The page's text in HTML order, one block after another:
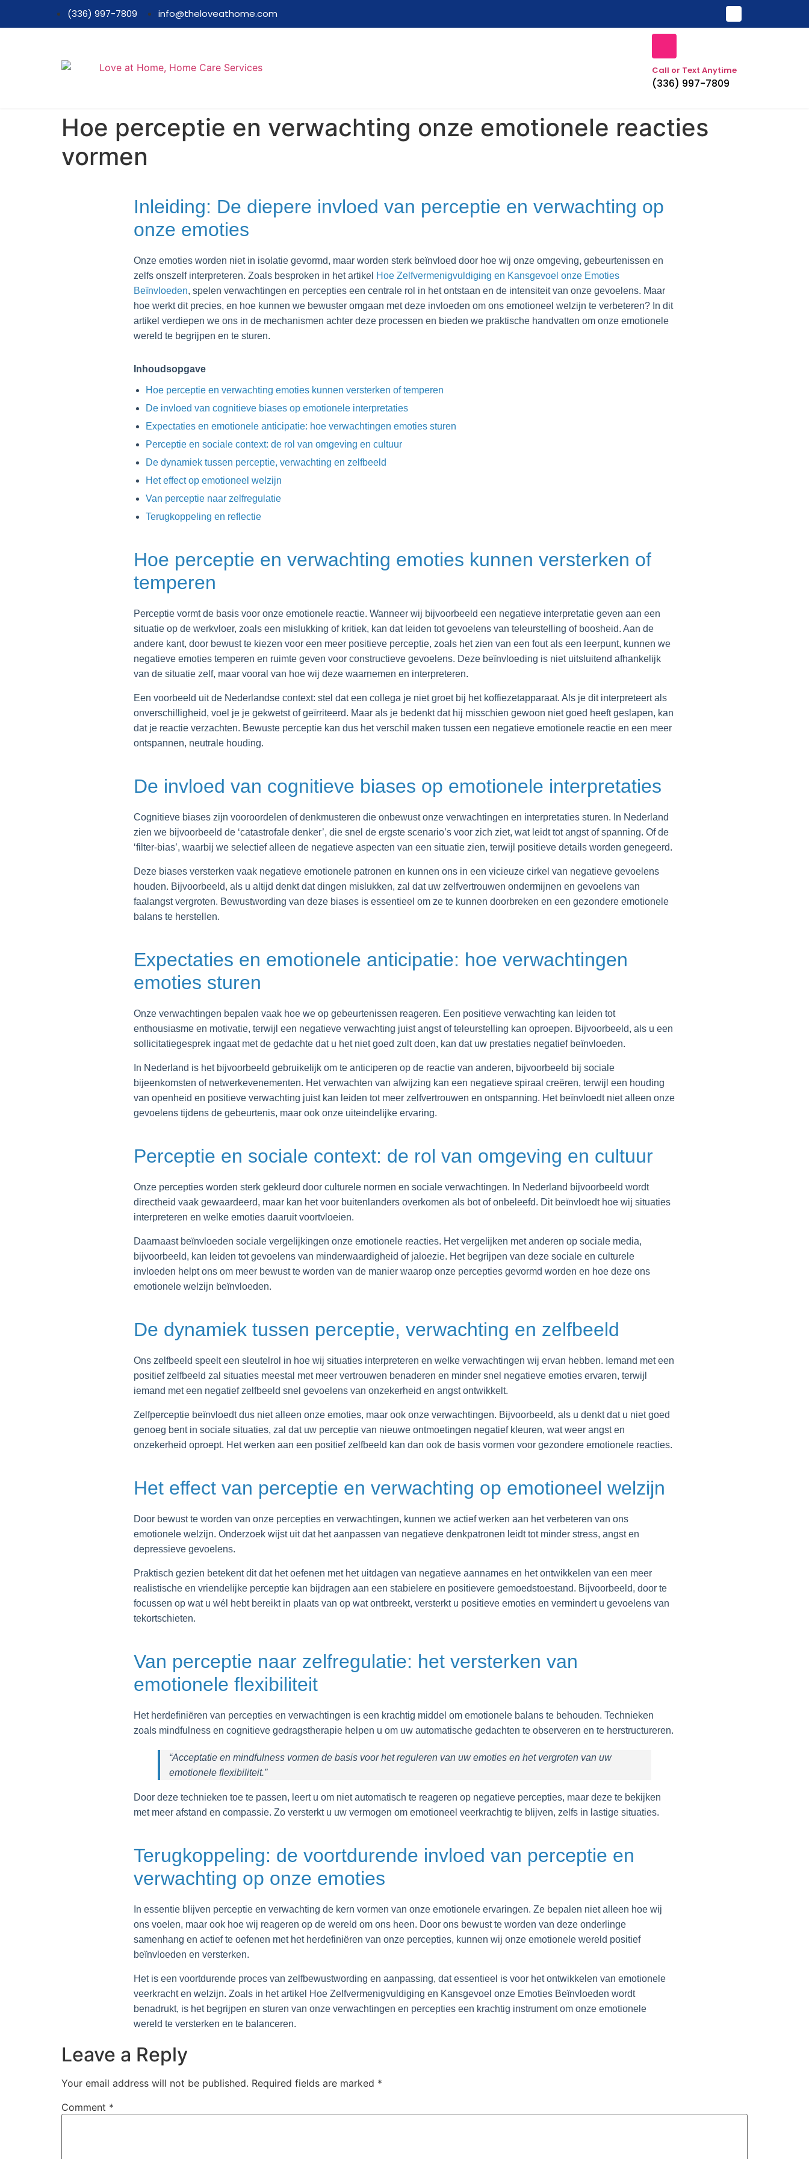
(336) 997-7809 info@theloveathome.com
Call or Text Anytime
(336) 997-7809
Hoe perceptie en verwachting onze emotionele reacties
vormen
Inleiding: De diepere invloed van perceptie en verwachting op
onze emoties
Onze emoties worden niet in isolatie gevormd, maar worden sterk beïnvloed door hoe wij onze omgeving, gebeurtenissen en
zelfs onszelf interpreteren. Zoals besproken in het artikel Hoe Zelfvermenigvuldiging en Kansgevoel onze Emoties
Beïnvloeden, spelen verwachtingen en percepties een centrale rol in het ontstaan en de intensiteit van onze gevoelens. Maar
hoe werkt dit precies, en hoe kunnen we bewuster omgaan met deze invloeden om ons emotioneel welzijn te verbeteren? In dit
artikel verdiepen we ons in de mechanismen achter deze processen en bieden we praktische handvatten om onze emotionele
wereld te begrijpen en te sturen.
Inhoudsopgave
Hoe perceptie en verwachting emoties kunnen versterken of temperen
De invloed van cognitieve biases op emotionele interpretaties
Expectaties en emotionele anticipatie: hoe verwachtingen emoties sturen
Perceptie en sociale context: de rol van omgeving en cultuur
De dynamiek tussen perceptie, verwachting en zelfbeeld
Het effect op emotioneel welzijn
Van perceptie naar zelfregulatie
Terugkoppeling en reflectie
Hoe perceptie en verwachting emoties kunnen versterken of
temperen
Perceptie vormt de basis voor onze emotionele reactie. Wanneer wij bijvoorbeeld een negatieve interpretatie geven aan een
situatie op de werkvloer, zoals een mislukking of kritiek, kan dat leiden tot gevoelens van teleurstelling of boosheid. Aan de
andere kant, door bewust te kiezen voor een meer positieve perceptie, zoals het zien van een fout als een leerpunt, kunnen we
negatieve emoties temperen en ruimte geven voor constructieve gevoelens. Deze beïnvloeding is niet uitsluitend afhankelijk
van de situatie zelf, maar vooral van hoe wij deze waarnemen en interpreteren.
Een voorbeeld uit de Nederlandse context: stel dat een collega je niet groet bij het koffiezetapparaat. Als je dit interpreteert als
onverschilligheid, voel je je gekwetst of geïrriteerd. Maar als je bedenkt dat hij misschien gewoon niet goed heeft geslapen, kan
dat je reactie verzachten. Bewuste perceptie kan dus het verschil maken tussen een negatieve emotionele reactie en een meer
ontspannen, neutrale houding.
De invloed van cognitieve biases op emotionele interpretaties
Cognitieve biases zijn vooroordelen of denkmusteren die onbewust onze verwachtingen en interpretaties sturen. In Nederland
zien we bijvoorbeeld de ‘catastrofale denker’, die snel de ergste scenario’s voor zich ziet, wat leidt tot angst of spanning. Of de
‘filter-bias’, waarbij we selectief alleen de negatieve aspecten van een situatie zien, terwijl positieve details worden genegeerd.
Deze biases versterken vaak negatieve emotionele patronen en kunnen ons in een vicieuze cirkel van negatieve gevoelens
houden. Bijvoorbeeld, als u altijd denkt dat dingen mislukken, zal dat uw zelfvertrouwen ondermijnen en gevoelens van
faalangst vergroten. Bewustwording van deze biases is essentieel om ze te kunnen doorbreken en een gezondere emotionele
balans te herstellen.
Expectaties en emotionele anticipatie: hoe verwachtingen
emoties sturen
Onze verwachtingen bepalen vaak hoe we op gebeurtenissen reageren. Een positieve verwachting kan leiden tot
enthousiasme en motivatie, terwijl een negatieve verwachting juist angst of teleurstelling kan oproepen. Bijvoorbeeld, als u een
sollicitatiegesprek ingaat met de gedachte dat u het niet goed zult doen, kan dat uw prestaties negatief beïnvloeden.
In Nederland is het bijvoorbeeld gebruikelijk om te anticiperen op de reactie van anderen, bijvoorbeeld bij sociale
bijeenkomsten of netwerkevenementen. Het verwachten van afwijzing kan een negatieve spiraal creëren, terwijl een houding
van openheid en positieve verwachting juist kan leiden tot meer zelfvertrouwen en ontspanning. Het beïnvloedt niet alleen onze
gevoelens tijdens de gebeurtenis, maar ook onze uiteindelijke ervaring.
Perceptie en sociale context: de rol van omgeving en cultuur
Onze percepties worden sterk gekleurd door culturele normen en sociale verwachtingen. In Nederland bijvoorbeeld wordt
directheid vaak gewaardeerd, maar kan het voor buitenlanders overkomen als bot of onbeleefd. Dit beïnvloedt hoe wij situaties
interpreteren en welke emoties daaruit voortvloeien.
Daarnaast beïnvloeden sociale vergelijkingen onze emotionele reacties. Het vergelijken met anderen op sociale media,
bijvoorbeeld, kan leiden tot gevoelens van minderwaardigheid of jaloezie. Het begrijpen van deze sociale en culturele
invloeden helpt ons om meer bewust te worden van de manier waarop onze percepties gevormd worden en hoe deze ons
emotionele welzijn beïnvloeden.
De dynamiek tussen perceptie, verwachting en zelfbeeld
Ons zelfbeeld speelt een sleutelrol in hoe wij situaties interpreteren en welke verwachtingen wij ervan hebben. Iemand met een
positief zelfbeeld zal situaties meestal met meer vertrouwen benaderen en minder snel negatieve emoties ervaren, terwijl
iemand met een negatief zelfbeeld snel gevoelens van onzekerheid en angst ontwikkelt.
Zelfperceptie beïnvloedt dus niet alleen onze emoties, maar ook onze verwachtingen. Bijvoorbeeld, als u denkt dat u niet goed
genoeg bent in sociale situaties, zal dat uw perceptie van nieuwe ontmoetingen negatief kleuren, wat weer angst en
onzekerheid oproept. Het werken aan een positief zelfbeeld kan dan ook de basis vormen voor gezondere emotionele reacties.
Het effect van perceptie en verwachting op emotioneel welzijn
Door bewust te worden van onze percepties en verwachtingen, kunnen we actief werken aan het verbeteren van ons
emotionele welzijn. Onderzoek wijst uit dat het aanpassen van negatieve denkpatronen leidt tot minder stress, angst en
depressieve gevoelens.
Praktisch gezien betekent dit dat het oefenen met het uitdagen van negatieve aannames en het ontwikkelen van een meer
realistische en vriendelijke perceptie kan bijdragen aan een stabielere en positievere gemoedstoestand. Bijvoorbeeld, door te
focussen op wat u wél hebt bereikt in plaats van op wat ontbreekt, versterkt u positieve emoties en vermindert u gevoelens van
tekortschieten.
Van perceptie naar zelfregulatie: het versterken van
emotionele flexibiliteit
Het herdefiniëren van percepties en verwachtingen is een krachtig middel om emotionele balans te behouden. Technieken
zoals mindfulness en cognitieve gedragstherapie helpen u om uw automatische gedachten te observeren en te herstructureren.
“Acceptatie en mindfulness vormen de basis voor het reguleren van uw emoties en het vergroten van uw
emotionele flexibiliteit.”
Door deze technieken toe te passen, leert u om niet automatisch te reageren op negatieve percepties, maar deze te bekijken
met meer afstand en compassie. Zo versterkt u uw vermogen om emotioneel veerkrachtig te blijven, zelfs in lastige situaties.
Terugkoppeling: de voortdurende invloed van perceptie en
verwachting op onze emoties
In essentie blijven perceptie en verwachting de kern vormen van onze emotionele ervaringen. Ze bepalen niet alleen hoe wij
ons voelen, maar ook hoe wij reageren op de wereld om ons heen. Door ons bewust te worden van deze onderlinge
samenhang en actief te oefenen met het herdefiniëren van onze percepties, kunnen wij onze emotionele wereld positief
beïnvloeden en versterken.
Het is een voortdurende proces van zelfbewustwording en aanpassing, dat essentieel is voor het ontwikkelen van emotionele
veerkracht en welzijn. Zoals in het artikel Hoe Zelfvermenigvuldiging en Kansgevoel onze Emoties Beïnvloeden wordt
benadrukt, is het begrijpen en sturen van onze verwachtingen en percepties een krachtig instrument om onze emotionele
wereld te versterken en te balanceren.
Leave a Reply
Your email address will not be published. Required fields are marked *
Comment *